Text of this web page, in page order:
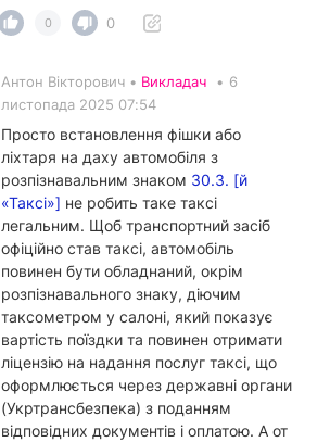
0 0
Антон Вікторович • Викладач • 6
листопада 2025 07:54
Просто встановлення фішки або
ліхтаря на даху автомобіля з
розпізнавальним знаком 30.3. [й
«Таксі»] не робить таке таксі
легальним. Щоб транспортний засіб
офіційно став таксі, автомобіль
повинен бути обладнаний, окрім
розпізнавального знаку, діючим
таксометром у салоні, який показує
вартість поїздки та повинен отримати
ліцензію на надання послуг таксі, що
оформлюється через державні органи
(Укртрансбезпека) з поданням
відповідних документів і оплатою. А от